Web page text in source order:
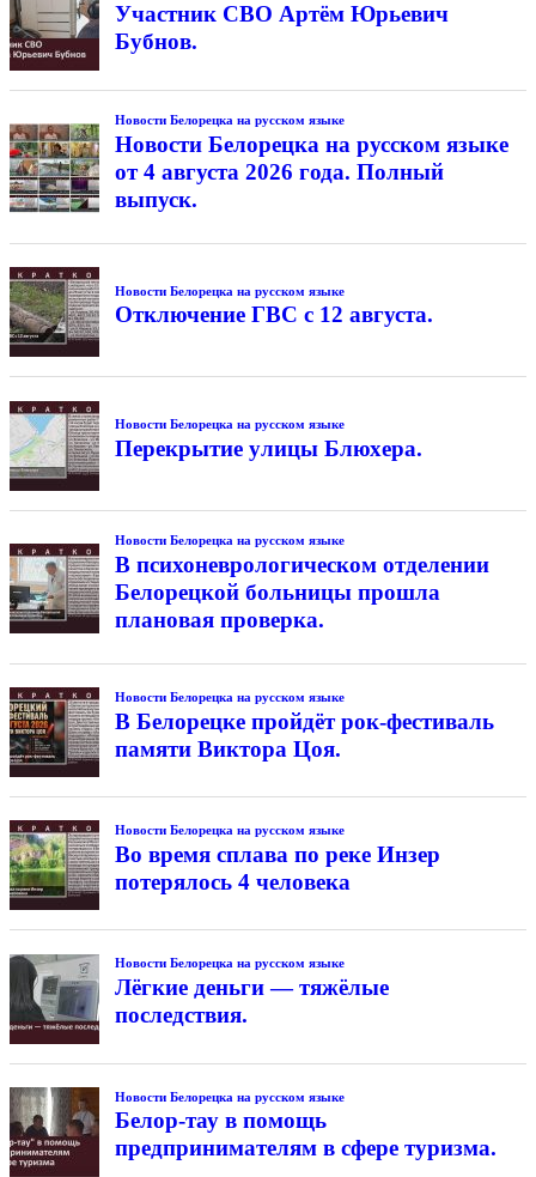
Участник СВО Артём Юрьевич
Бубнов.
Новости Белорецка на русском языке
Новости Белорецка на русском языке
от 4 августа 2026 года. Полный
выпуск.
Новости Белорецка на русском языке
Отключение ГВС с 12 августа.
Новости Белорецка на русском языке
Перекрытие улицы Блюхера.
Новости Белорецка на русском языке
В психоневрологическом отделении
Белорецкой больницы прошла
плановая проверка.
Новости Белорецка на русском языке
В Белорецке пройдёт рок-фестиваль
памяти Виктора Цоя.
Новости Белорецка на русском языке
Во время сплава по реке Инзер
потерялось 4 человека
Новости Белорецка на русском языке
Лёгкие деньги — тяжёлые
последствия.
Новости Белорецка на русском языке
Белор-тау в помощь
предпринимателям в сфере туризма.